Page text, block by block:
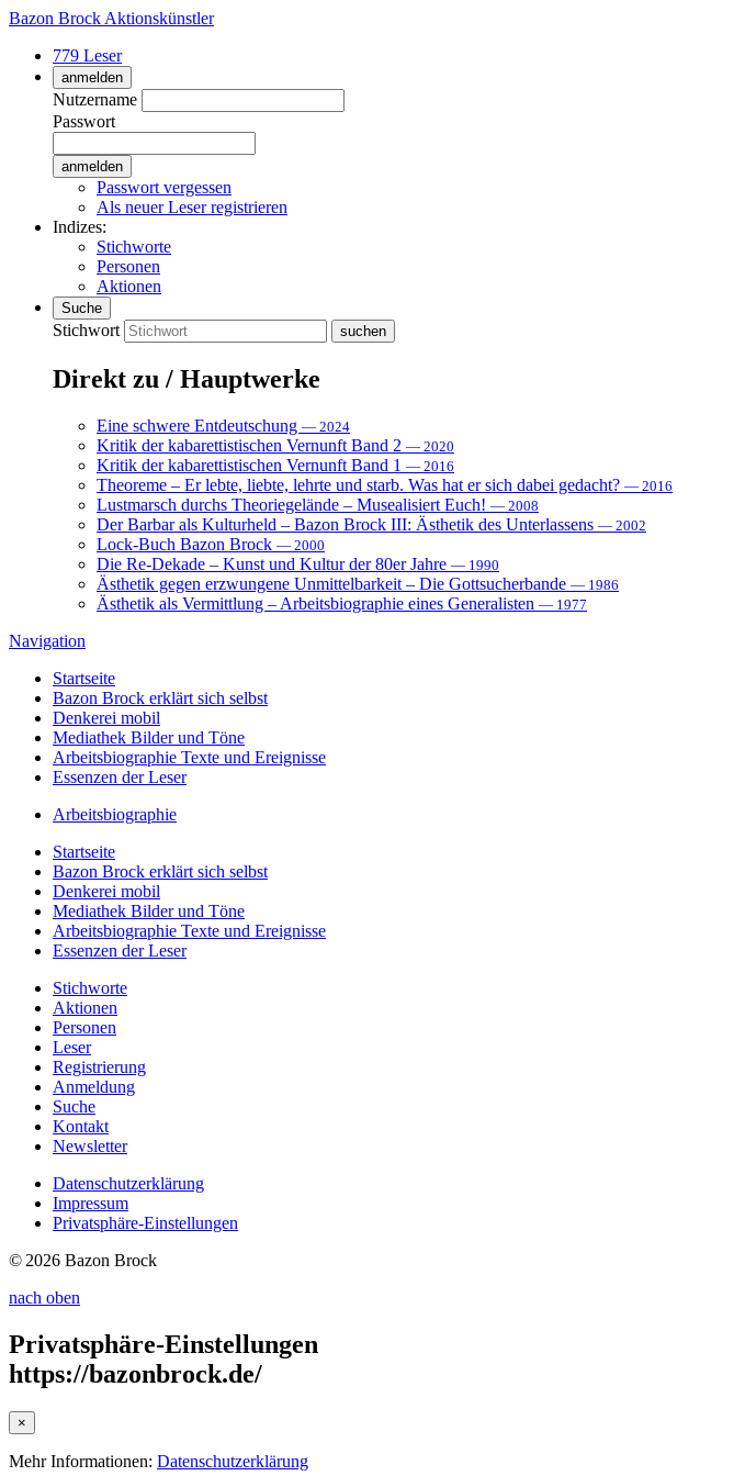
Bazon Brock Aktionskünstler
779 Leser
anmelden
Nutzername
Passwort
Passwort vergessen
Als neuer Leser registrieren
Indizes:
Stichworte
Personen
Aktionen
Suche
Stichwort
Direkt zu / Hauptwerke
Eine schwere Entdeutschung — 2024
Kritik der kabarettistischen Vernunft Band 2 — 2020
Kritik der kabarettistischen Vernunft Band 1 — 2016
Theoreme – Er lebte, liebte, lehrte und starb. Was hat er sich dabei gedacht? — 2016
Lustmarsch durchs Theoriegelände – Musealisiert Euch! — 2008
Der Barbar als Kulturheld – Bazon Brock III: Ästhetik des Unterlassens — 2002
Lock-Buch Bazon Brock — 2000
Die Re-Dekade – Kunst und Kultur der 80er Jahre — 1990
Ästhetik gegen erzwungene Unmittelbarkeit – Die Gottsucherbande — 1986
Ästhetik als Vermittlung – Arbeitsbiographie eines Generalisten — 1977
Navigation
Startseite
Bazon Brock erklärt sich selbst
Denkerei mobil
Mediathek Bilder und Töne
Arbeitsbiographie Texte und Ereignisse
Essenzen der Leser
Arbeitsbiographie
Startseite
Bazon Brock erklärt sich selbst
Denkerei mobil
Mediathek Bilder und Töne
Arbeitsbiographie Texte und Ereignisse
Essenzen der Leser
Stichworte
Aktionen
Personen
Leser
Registrierung
Anmeldung
Suche
Kontakt
Newsletter
Datenschutzerklärung
Impressum
Privatsphäre-Einstellungen
© 2026 Bazon Brock
nach oben
Privatsphäre-Einstellungen
https://bazonbrock.de/
×
Mehr Informationen: Datenschutzerklärung